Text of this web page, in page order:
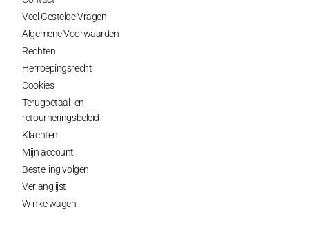
Veel Gestelde Vragen
Algemene Voorwaarden
Rechten
Herroepingsrecht
Cookies
Terugbetaal- en
retourneringsbeleid
Klachten
Mijn account
Bestelling volgen
Verlanglijst
Winkelwagen